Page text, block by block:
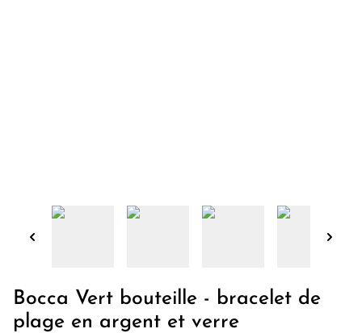
Bocca Vert bouteille - bracelet de
plage en argent et verre